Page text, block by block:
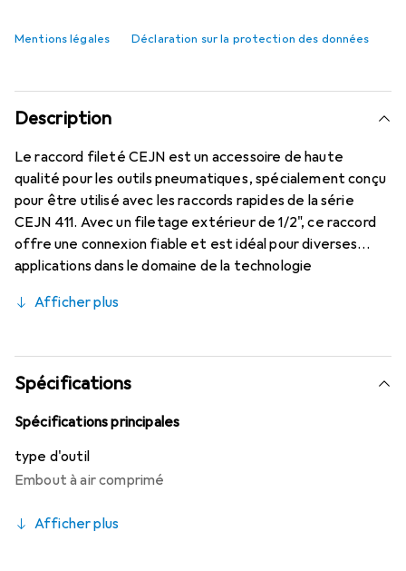
Mentions légales Déclaration sur la protection des données
Informations sur le produit
Description
Le raccord fileté CEJN est un accessoire de haute
qualité pour les outils pneumatiques, spécialement conçu
pour être utilisé avec les raccords rapides de la série
CEJN 411. Avec un filetage extérieur de 1/2", ce raccord
offre une connexion fiable et est idéal pour diverses
applications dans le domaine de la technologie
durabilité et résistance à la corrosion, ce qui en fait un
extérieur de 1/2" permet une intégration facile dans les
systèmes existants et favorise une utilisation efficace.
La finition argentée souligne le travail de qualité et le
design attrayant du produit. Ainsi, le raccord fileté CEJN
attachent de l'importance à la qualité et à la fiabilité dans
leurs applications pneumatiques.
Afficher plus
Spécifications
Spécifications principales
type d'outil
Embout à air comprimé
Afficher plus